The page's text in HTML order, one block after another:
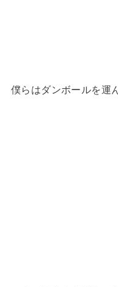
僕らはダンボールを運